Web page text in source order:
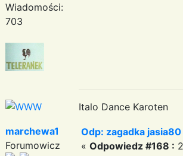
Wiadomości:
703
Italo Dance Karoten
marchewa1
Forumowicz
Odp: zagadka jasia80
« Odpowiedz #168 :